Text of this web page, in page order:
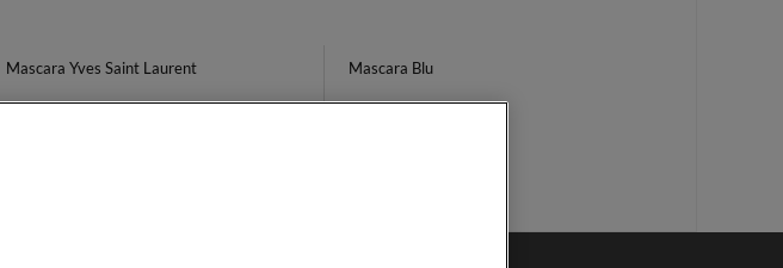
Mascara Yves Saint Laurent Mascara Blu